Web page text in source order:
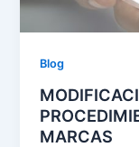
Blog
MARCAS